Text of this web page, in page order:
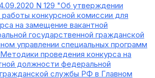
N 129 "Об утверждении
конкурсной комиссии для
на замещение вакантной
государственной гражданской
управлении специальных программ
проведения конкурса на
должности федеральной
службы РФ в Главном